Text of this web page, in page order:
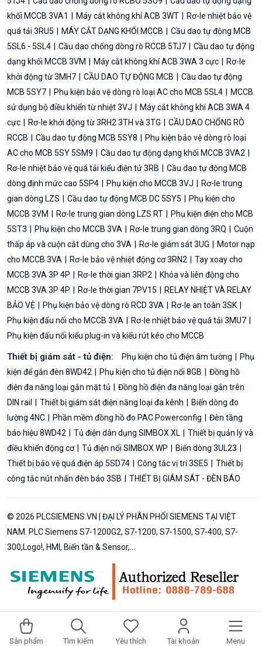
Sản phẩm Tìm kiếm Yêu thích Tài khoản Menu
khối MCCB 3VA1
Máy cắt không khí ACB 3WT
Rơ-le nhiệt bảo vệ
quá tải 3RU5
MÁY CẮT DẠNG KHỐI MCCB
Cầu dao tự động MCB
5SL6 - 5SL4
Cầu dao chống dòng rò RCCB 5TJ7
Cầu dao tự động
dạng khối MCCB 3VM
Máy cắt không khí ACB 3WA 3 cực
Rơ-le
khởi động từ 3MH7
CẦU DAO TỰ ĐỘNG MCB
Cầu dao tự động
MCB 5SY7
Phụ kiện bảo vệ dòng rò loại AC cho MCB 5SL4
MCCB
sử dụng bộ điều khiển từ nhiệt 3VJ
Máy cắt không khí ACB 3WA 4
cực
Rơ-le khởi động từ 3RH2 3TH và 3TG
CẦU DAO CHỐNG RÒ
RCCB
Cầu dao tự động MCB 5SY8
Phụ kiện bảo vệ dòng rò loại
AC cho MCB 5SY 5SM9
Cầu dao tự động dạng khối MCCB 3VA2
Rơ-le nhiệt bảo vệ quá tải kiểu điện tử 3RB
Cầu dao tự động MCB
dòng định mức cao 5SP4
Phụ kiện cho MCCB 3VJ
Rơ-le trung
gian dòng LZS
Cầu dao tự động MCB DC 5SY5
Phụ kiện cho
MCCB 3VM
Rơ-le trung gian dòng LZS RT
Phụ kiện điện cho MCB
5ST3
Phụ kiện cho MCCB 3VA Rơ-le trung gian dòng 3RQ
Cuộn
thấp áp và cuộn cắt dùng cho 3VA
Rơ-le giám sát 3UG
Motor nạp
cho MCCB 3VA
Rơ-le bảo vệ nhiệt động cơ 3RN2
Tay xoay cho
MCCB 3VA 3P 4P
Rơ-le thời gian 3RP2
Khóa và liên động cho
MCCB 3VA 3P 4P
Rơ-le thời gian 7PV15
RELAY NHIỆT VÀ RELAY
BẢO VỆ
Phụ kiện bảo vệ dòng rò RCD 3VA
Rơ-le an toàn 3SK
Phụ kiện đấu nối cho MCCB 3VA
Rơ-le nhiệt bảo vệ quá tải 3MU7
Phụ kiện đấu nối kiểu plug-in và kiểu rút kéo cho MCCB
Thiết bị giám sát - tủ điện: Phụ kiện cho tủ điện âm tường
Phụ
kiện để gắn đèn 8WD42
Phụ kiện cho tủ điện nổi 8GB
Đồng hồ
điện đa năng loại gắn mặt tủ
Đồng hồ điện đa năng loại gắn trên
DIN rail
Thiết bị giám sát điện năng loại đa kênh
Biến dòng đo
lường 4NC
Phần mềm đồng hồ đo PAC Powerconfig
Đèn tầng
báo hiệu 8WD42
Tủ điện dân dụng SIMBOX XL
Thiết bị quản lý và
điều khiển động cơ
Tủ điện nổi SIMBOX WP
Biến dòng 3UL23
Thiết bị bảo vệ quá điện áp 5SD74
Công tắc vị trí 3SE5
Thiết bị
công tắc nút nhấn đèn báo 3SB
THIẾT BỊ GIÁM SÁT - ĐÈN BÁO
© 2026 PLCSIEMENS.VN | ĐẠI LÝ PHÂN PHỐI SIEMENS TẠI VIỆT
NAM. PLC Siemens S7-1200G2, S7-1200, S7-1500, S7-400, S7-
300,Logo!, HMI, Biến tần & Sensor,...